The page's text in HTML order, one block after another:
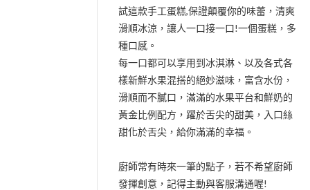
試這款手工蛋糕,保證顛覆你的味蕾，清爽
滑順冰涼，讓人一口接一口!一個蛋糕，多
種口感。
每一口都可以享用到冰淇淋、以及各式各
樣新鮮水果混搭的絕妙滋味，富含水份，
滑順而不膩口，滿滿的水果平台和鮮奶的
黃金比例配方，躍於舌尖的甜美，入口絲
甜化於舌尖，給你滿滿的幸福。
廚師常有時來一筆的點子，若不希望廚師
發揮創意，記得主動與客服溝通喔!